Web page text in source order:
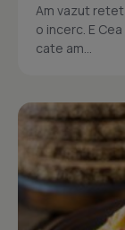
Am vazut
o incerc. E
cate am...